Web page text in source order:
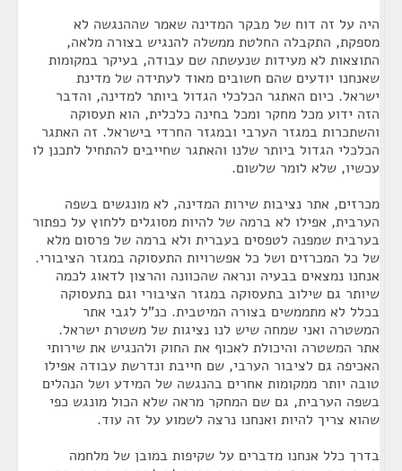
היה על זה דוח של מבקר המדינה שאמר שההנגשה לא
מספקת, התקבלה החלטת ממשלה להנגיש בצורה מלאה,
התוצאות לא מעידות שנעשתה שם עבודה, בעיקר במקומות
שאנחנו יודעים שהם חשובים מאוד לעתידה של מדינת
ישראל. כיום האתגר הכלכלי הגדול ביותר למדינה, והדבר
הזה ידוע מכל מחקר ומכל בחינה כלכלית, הוא תעסוקה
והשתכרות במגזר הערבי ובמגזר החרדי בישראל. זה האתגר
הכלכלי הגדול ביותר שלנו והאתגר שחייבים להתחיל לתכנן לו
עכשיו, שלא לומר שלשום.
מכרזים, אתר נציבות שירות המדינה, לא מונגשים בשפה
הערבית, אפילו לא ברמה של להיות מסוגלים ללחוץ על כפתור
בערבית שמפנה לטפסים בעברית ולא ברמה של פרסום מלא
של כל המכרזים ושל כל אפשרויות התעסוקה במגזר הציבורי.
אנחנו נמצאים בבעיה ונראה שהכוונה והרצון לדאוג לכמה
שיותר גם שילוב בתעסוקה במגזר הציבורי וגם בתעסוקה
בכלל לא מתממשים בצורה המיטבית. כנ"ל לגבי אתר
המשטרה ואני שמחה שיש לנו נציגות של משטרת ישראל.
אתר המשטרה והיכולת לאכוף את החוק ולהנגיש את שירותי
האכיפה גם לציבור הערבי, שם חייבת ונדרשת עבודה אפילו
טובה יותר ממקומות אחרים בהנגשה של המידע ושל הנהלים
בשפה הערבית, גם שם המחקר מראה שלא הכול מונגש כפי
שהוא צריך להיות ואנחנו נרצה לשמוע על זה עוד.
בדרך כלל אנחנו מדברים על שקיפות במובן של מלחמה